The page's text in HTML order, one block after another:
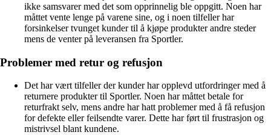
ikke samsvarer med det som opprinnelig ble oppgitt. Noen har
måttet vente lenge på varene sine, og i noen tilfeller har
forsinkelser tvunget kunder til å kjøpe produkter andre steder
mens de venter på leveransen fra Sportler.
Problemer med retur og refusjon
Det har vært tilfeller der kunder har opplevd utfordringer med å
returnere produkter til Sportler. Noen har måttet betale for
returfrakt selv, mens andre har hatt problemer med å få refusjon
for defekte eller feilsendte varer. Dette har ført til frustrasjon og
mistrivsel blant kundene.